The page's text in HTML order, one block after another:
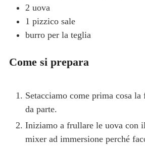
2 uova
1 pizzico sale
burro per la teglia
Come si prepara
Setacciamo come prima cosa
da parte.
Iniziamo a frullare le uova con
mixer ad immersione perché